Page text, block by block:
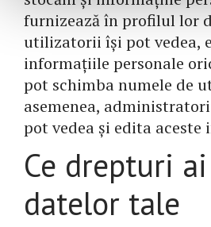
furnizează în profilul lor
utilizatorii își pot vedea,
informațiile personale
pot schimba numele de
asemenea,
pot vedea și edita
Ce drepturi
datelor tale